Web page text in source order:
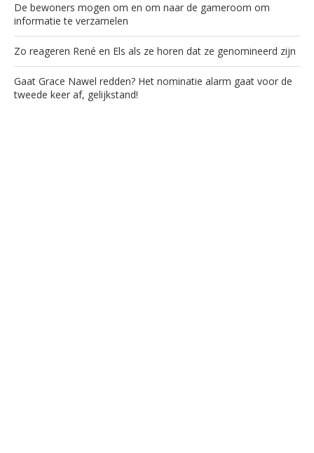
De bewoners mogen om en om naar de gameroom om
informatie te verzamelen
Zo reageren René en Els als ze horen dat ze genomineerd zijn
Gaat Grace Nawel redden? Het nominatie alarm gaat voor de
tweede keer af, gelijkstand!